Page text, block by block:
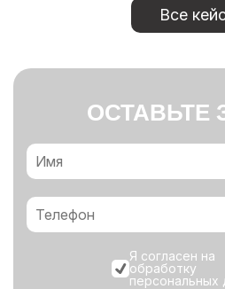
Все
ОСТАВЬТЕ
Я согласен на
обработку
персональных